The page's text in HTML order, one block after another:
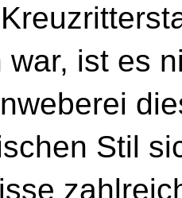
war, ist es
Stil